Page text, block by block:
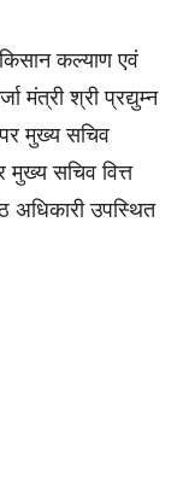
कल्याण एवं
मंत्री श्री प्रद्युम्न
मुख्य सचिव
मुख्य सचिव वित्त
अधिकारी उपस्थित